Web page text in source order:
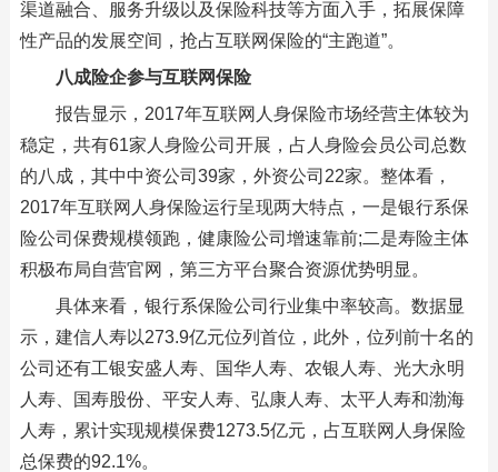
渠道融合、服务升级以及保险科技等方面入手，拓展保障
性产品的发展空间，抢占互联网保险的“主跑道”。
八成险企参与互联网保险
报告显示，2017年互联网人身保险市场经营主体较为
稳定，共有61家人身险公司开展，占人身险会员公司总数
的八成，其中中资公司39家，外资公司22家。整体看，
2017年互联网人身保险运行呈现两大特点，一是银行系保
险公司保费规模领跑，健康险公司增速靠前;二是寿险主体
积极布局自营官网，第三方平台聚合资源优势明显。
具体来看，银行系保险公司行业集中率较高。数据显
示，建信人寿以273.9亿元位列首位，此外，位列前十名的
公司还有工银安盛人寿、国华人寿、农银人寿、光大永明
人寿、国寿股份、平安人寿、弘康人寿、太平人寿和渤海
人寿，累计实现规模保费1273.5亿元，占互联网人身保险
总保费的92.1%。